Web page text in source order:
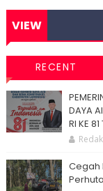
VIEW
RECENT
DAYA
RI KE
Cegah